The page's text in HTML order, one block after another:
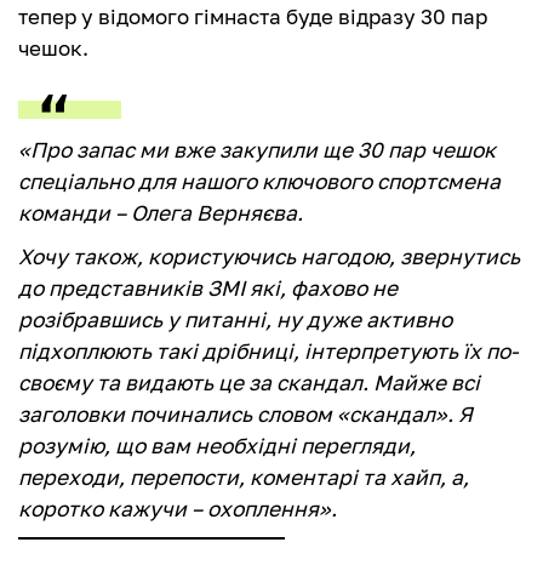
тепер у відомого гімнаста буде відразу 30 пар
чешок.
«Про запас ми вже закупили ще 30 пар чешок
спеціально для нашого ключового спортсмена
команди – Олега Верняєва.
Хочу також, користуючись нагодою, звернутись
до представників ЗМІ які, фахово не
розібравшись у питанні, ну дуже активно
підхоплюють такі дрібниці, інтерпретують їх по-
своєму та видають це за скандал. Майже всі
заголовки починались словом «скандал». Я
розумію, що вам необхідні перегляди,
переходи, перепости, коментарі та хайп, а,
коротко кажучи – охоплення».